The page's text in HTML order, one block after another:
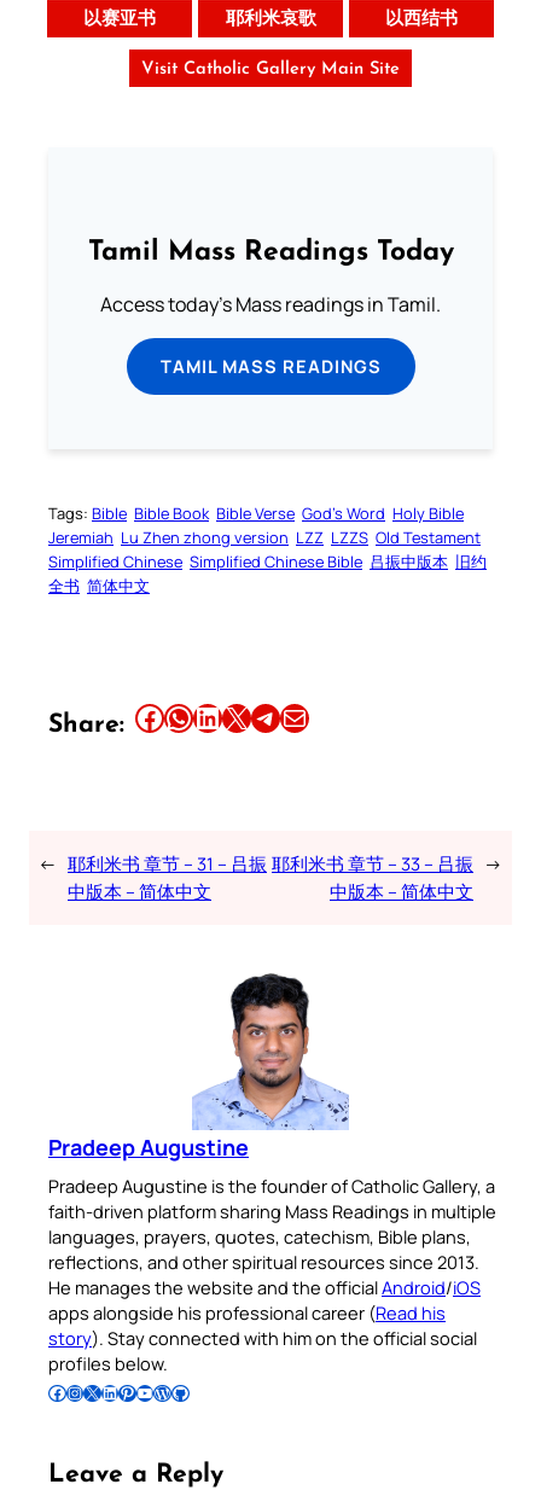
以赛亚书 耶利米哀歌 以西结书
Visit Catholic Gallery Main Site
Tamil Mass Readings Today
Access today's Mass readings in Tamil.
TAMIL MASS READINGS
Tags: Bible Bible Book Bible Verse God’s Word Holy Bible
Jeremiah Lu Zhen zhong version LZZ LZZS Old Testament
Simplified Chinese Simplified Chinese Bible 吕振中版本 旧约
全书 简体中文
Share: Share this article on Facebook Share this article on WhatsApp Share this article on LinkedIn Share this article on X Share this article on TelegramEmail this Article
← 耶利米书 章节 – 31 – 吕振
中版本 – 简体中文
耶利米书 章节 – 33 – 吕振
中版本 – 简体中文
→
Pradeep Augustine
Pradeep Augustine is the founder of Catholic Gallery, a
faith-driven platform sharing Mass Readings in multiple
languages, prayers, quotes, catechism, Bible plans,
reflections, and other spiritual resources since 2013.
He manages the website and the officialAndroid/iOS
apps alongside his professional career (Read his
story). Stay connected with him on the official social
profiles below.
Follow Pradeep on Facebook Follow Pradeep on InstagramFollow Pradeep on X Follow Pradeep on LinkedIn Follow Pradeep on Pinterest Subscribe to Pradeep’s Youtube Channel Follow Pradeep on WordPress Follow Pradeep on GitHub
Leave a Reply